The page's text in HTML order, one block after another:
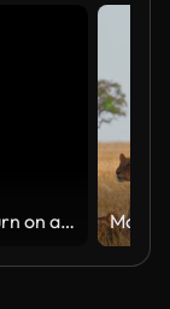
Television turn on and off. Switch on tv effect, switch off tv effect. Turn on Lcd TV effect, turn off TV effect . Led Tv on and off on black background